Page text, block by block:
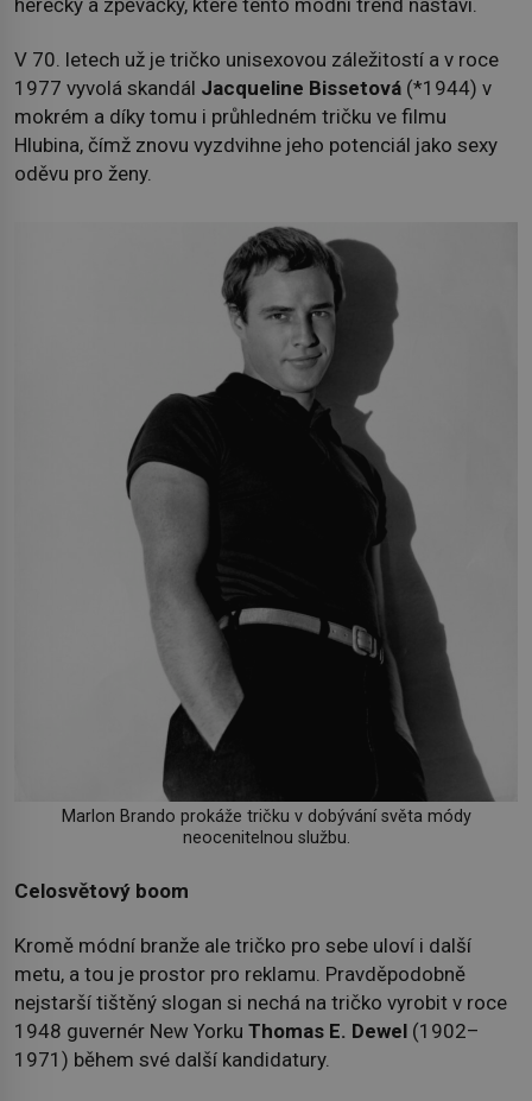
V 70. letech už je tričko unisexovou záležitostí a v roce
1977 vyvolá skandál Jacqueline Bissetová (*1944) v
mokrém a díky tomu i průhledném tričku ve filmu
Hlubina, čímž znovu vyzdvihne jeho potenciál jako sexy
oděvu pro ženy.
Marlon Brando prokáže tričku v dobývání světa módy
neocenitelnou službu.
Celosvětový boom
Kromě módní branže ale tričko pro sebe uloví i další
metu, a tou je prostor pro reklamu. Pravděpodobně
nejstarší tištěný slogan si nechá na tričko vyrobit v roce
1948 guvernér New Yorku Thomas E. Dewel (1902–
1971) během své další kandidatury.